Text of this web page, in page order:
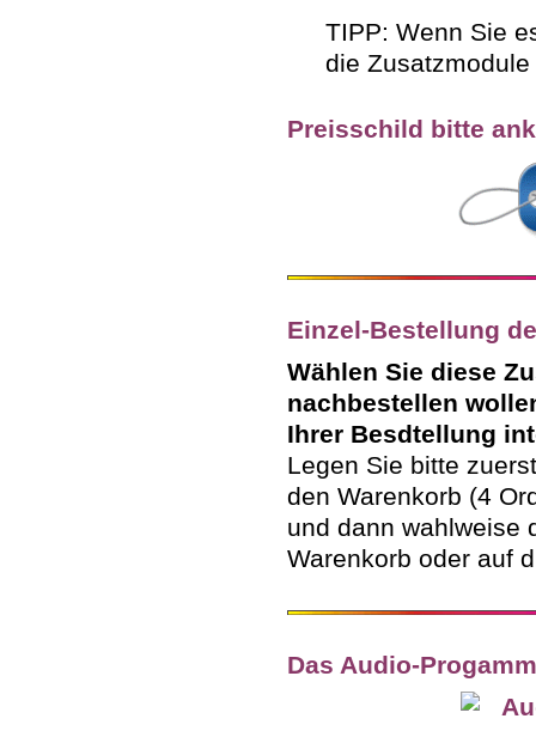
TIPP: Wenn Sie
die Zusatzmodule
Preisschild bitte
Einzel-Bestellung
Wählen Sie diese
nachbestellen
Ihrer Besdtellung
Legen Sie bitte
den Warenkorb (4
und dann wahlweise
Warenkorb oder auf
Das Audio-